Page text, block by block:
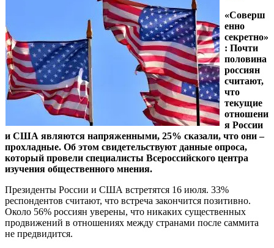
«Соверш
енно
секретно»
: Почти
половина
россиян
считают,
что
текущие
отношени
я России
и США являются напряженными, 25% сказали, что они –
прохладные. Об этом свидетельствуют данные опроса,
который провели специалисты Всероссийского центра
изучения общественного мнения.
Президенты России и США встретятся 16 июля. 33%
респондентов считают, что встреча закончится позитивно.
Около 56% россиян уверены, что никаких существенных
продвижений в отношениях между странами после саммита
не предвидится.